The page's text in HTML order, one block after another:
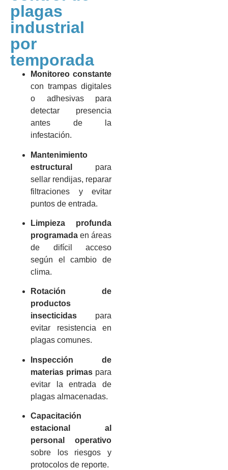
plagas
industrial
por
temporada
Monitoreo constante
con trampas digitales
o adhesivas para
detectar presencia
antes de la
infestación.
Mantenimiento
estructural
para
sellar rendijas, reparar
filtraciones y evitar
puntos de entrada.
Limpieza profunda
programada en áreas
de difícil acceso
según el cambio de
clima.
Rotación de
productos
insecticidas para
evitar resistencia en
plagas comunes.
Inspección de
materias primas para
evitar la entrada de
plagas almacenadas.
Capacitación
estacional al
personal operativo
sobre los riesgos y
protocolos de reporte.